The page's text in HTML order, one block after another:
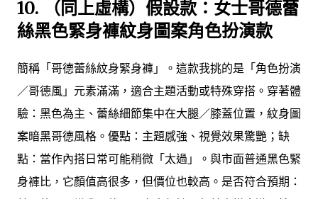
10.
（同上虛構）假設款：女士哥德蕾
絲黑色緊身褲紋身圖案角色扮演款
簡稱「哥德蕾絲紋身緊身褲」。這款我挑的是「角色扮演
／哥德風」元素滿滿，適合主題活動或特殊穿搭。穿著體
驗：黑色為主、蕾絲細節集中在大腿／膝蓋位置，紋身圖
案暗黑哥德風格。優點：主題感強、視覺效果驚艷；缺
點：當作內搭日常可能稍微「太過」。與市面普通黑色緊
身褲比，它顏值高很多，但價位也較高。是否符合預期：